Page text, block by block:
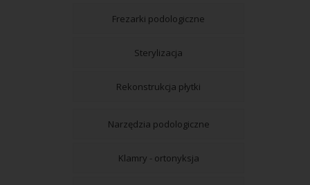
Frezarki podologiczne
Sterylizacja
Rekonstrukcja płytki
Narzędzia podologiczne
Klamry - ortonyksja